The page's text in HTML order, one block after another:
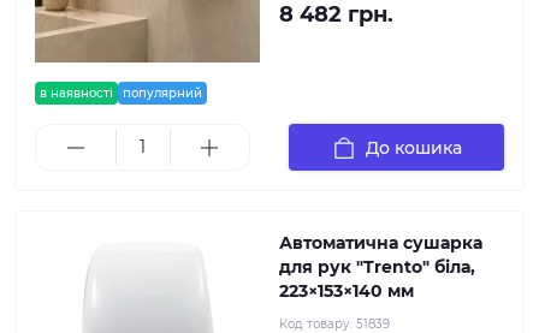
в наявності популярний
8 482 грн.
До кошика
Автоматична сушарка
для рук "Trento" біла,
223×153×140 мм
Код товару: 51839